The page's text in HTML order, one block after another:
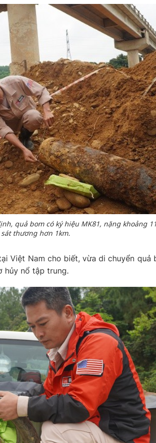
quả bom có ký hiệu MK81, nặng khoảng
sát thương hơn 1km.
Việt Nam cho biết, vừa di chuyển quả
hủy nổ tập trung.